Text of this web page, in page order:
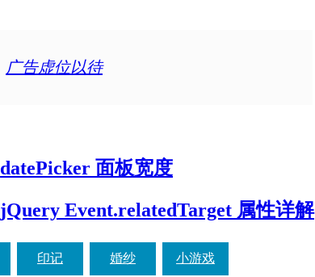
广告虚位以待
datePicker 面板宽度
jQuery Event.relatedTarget 属性详解
印记 婚纱 小游戏